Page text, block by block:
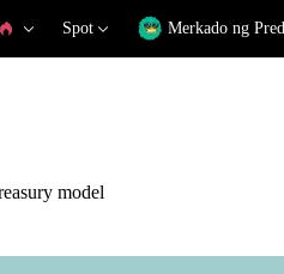
Spot Merkado ng
model